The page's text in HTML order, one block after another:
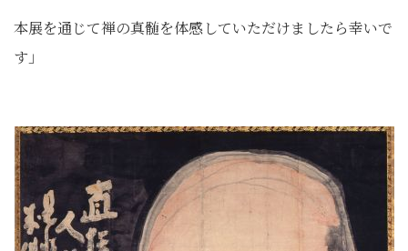
本展を通じて禅の真髄を体感していただけましたら幸いで
す」